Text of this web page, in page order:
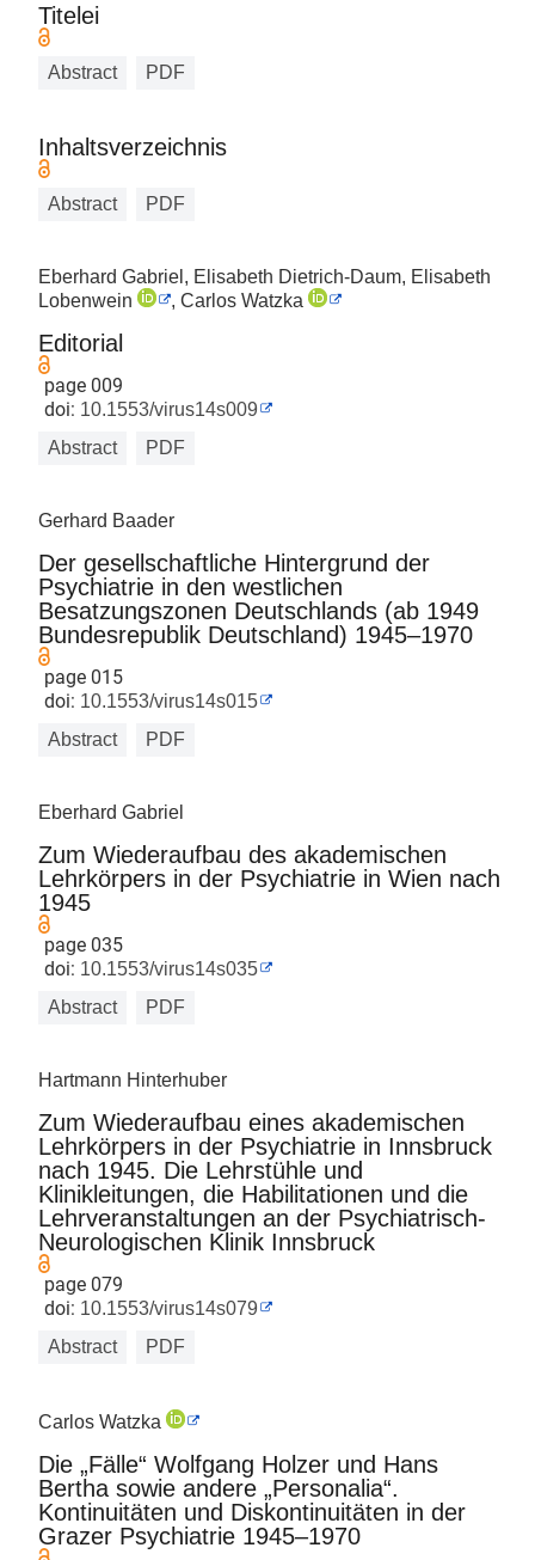
Titelei
Abstract PDF
Inhaltsverzeichnis
Abstract PDF
Eberhard Gabriel, Elisabeth Dietrich-Daum, Elisabeth
Lobenwein
, Carlos Watzka
Editorial
page 009
doi: 10.1553/virus14s009
Abstract
PDF
Gerhard Baader
Der gesellschaftliche Hintergrund der
Psychiatrie in den westlichen
Besatzungszonen Deutschlands (ab 1949
Bundesrepublik Deutschland) 1945–1970
page 015
doi: 10.1553/virus14s015
Abstract
PDF
Eberhard Gabriel
Zum Wiederaufbau des akademischen
Lehrkörpers in der Psychiatrie in Wien nach
1945
page 035
doi: 10.1553/virus14s035
Abstract
PDF
Hartmann Hinterhuber
Zum Wiederaufbau eines akademischen
Lehrkörpers in der Psychiatrie in Innsbruck
nach 1945. Die Lehrstühle und
Klinikleitungen, die Habilitationen und die
Lehrveranstaltungen an der Psychiatrisch-
Neurologischen Klinik Innsbruck
page 079
doi: 10.1553/virus14s079
Abstract
PDF
Carlos Watzka
Die „Fälle“ Wolfgang Holzer und Hans
Bertha sowie andere „Personalia“.
Kontinuitäten und Diskontinuitäten in der
Grazer Psychiatrie 1945–1970